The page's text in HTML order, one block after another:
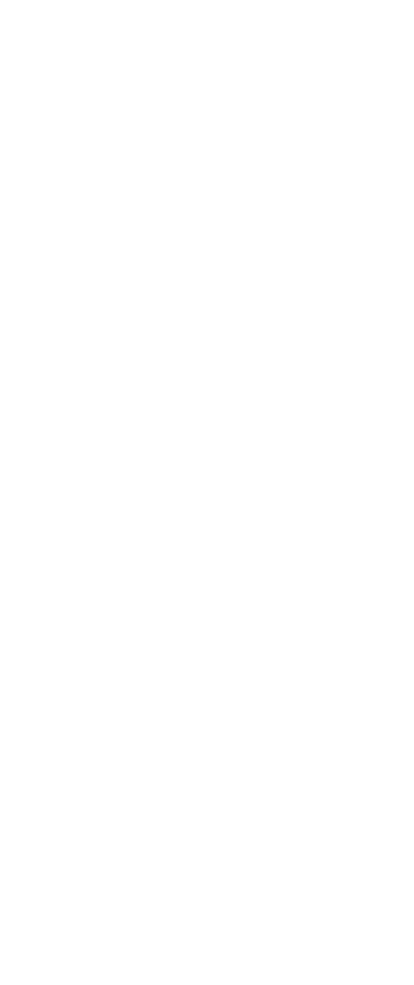
help us analyze how the website is used and to offer